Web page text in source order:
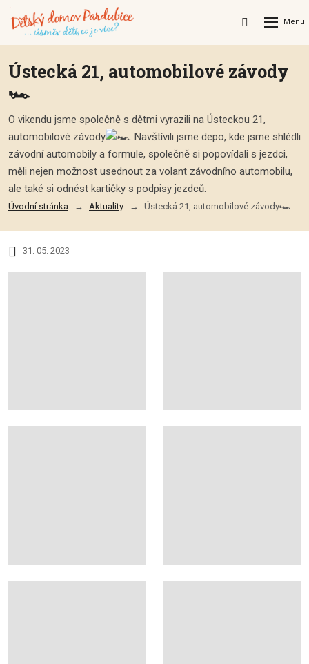
Vyhledávání
Rozbalení
Ústecká 21, automobilové závody
🏎️
O vikendu jsme společně s dětmi vyrazili na Ústeckou 21,
automobilové závody
. Navštívili jsme depo, kde jsme shlédli
závodní automobily a formule, společně si popovídali s jezdci,
měli nejen možnost usednout za volant závodního automobilu,
ale také si odnést kartičky s podpisy jezdců.
Úvodní stránka Aktuality Ústecká 21, automobilové závody🏎️
31. 05. 2023